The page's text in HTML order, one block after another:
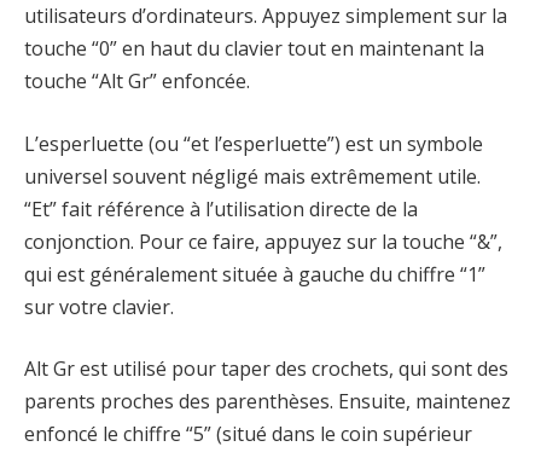
utilisateurs d’ordinateurs. Appuyez simplement sur la
touche “0” en haut du clavier tout en maintenant la
touche “Alt Gr” enfoncée.
L’esperluette (ou “et l’esperluette”) est un symbole
universel souvent négligé mais extrêmement utile.
“Et” fait référence à l’utilisation directe de la
conjonction. Pour ce faire, appuyez sur la touche “&”,
qui est généralement située à gauche du chiffre “1”
sur votre clavier.
Alt Gr est utilisé pour taper des crochets, qui sont des
parents proches des parenthèses. Ensuite, maintenez
enfoncé le chiffre “5” (situé dans le coin supérieur